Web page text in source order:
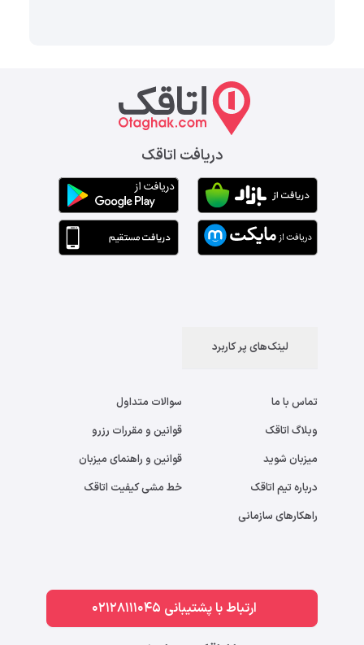
دریافت اتاقک
لینک‌های پر کاربرد
تماس با ما
وبلاگ اتاقک
میزبان شوید
درباره تیم اتاقک
راهکارهای سازمانی
سوالات متداول
قوانین و مقررات رزرو
قوانین و راهنمای میزبان
خط مشی کیفیت اتاقک
ارتباط با پشتیبانی 02128111045